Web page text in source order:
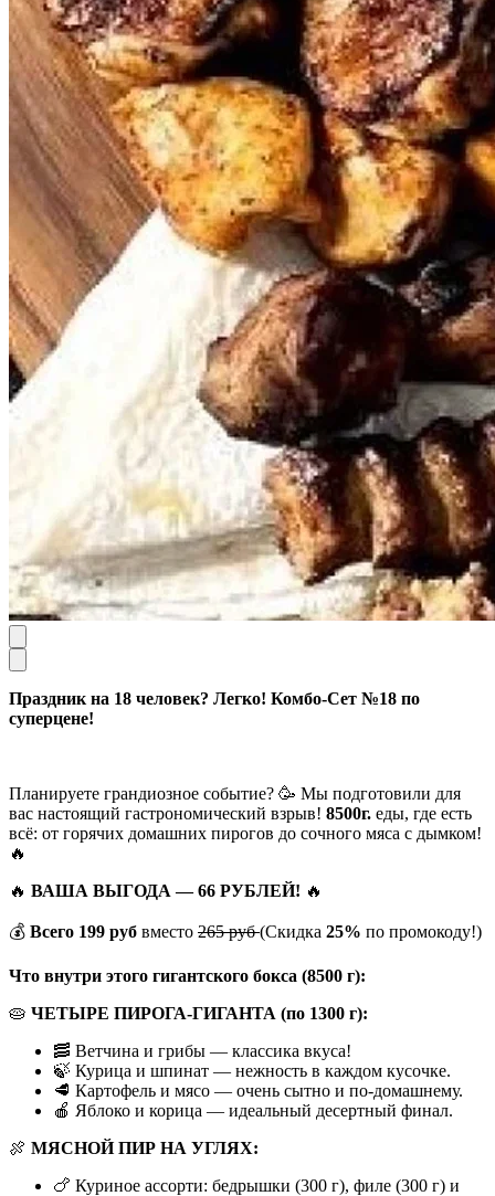
Праздник на 18 человек? Легко! Комбо-Сет №18 по
суперцене!
Планируете грандиозное событие? 🥳 Мы подготовили для
вас настоящий гастрономический взрыв! 8500г. еды, где есть
всё: от горячих домашних пирогов до сочного мяса с дымком!
🔥
🔥 ВАША ВЫГОДА — 66 РУБЛЕЙ! 🔥
💰 Всего 199 руб вместо 265 руб(Скидка 25% по промокоду!)
Что внутри этого гигантского бокса (8500 г):
🥧 ЧЕТЫРЕ ПИРОГА-ГИГАНТА (по 1300 г):
🥓 Ветчина и грибы — классика вкуса!
🍃 Курица и шпинат — нежность в каждом кусочке.
🥩 Картофель и мясо — очень сытно и по-домашнему.
🍎 Яблоко и корица — идеальный десертный финал.
🍖 МЯСНОЙ ПИР НА УГЛЯХ:
🍗 Куриное ассорти: бедрышки (300 г), филе (300 г) и